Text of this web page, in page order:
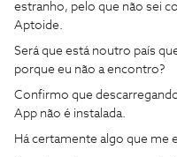
estranho, pelo que não sei
Aptoide.
Será que está noutro país
porque eu não a encontro?
Confirmo que
App não é instalada.
Há certamente algo que me